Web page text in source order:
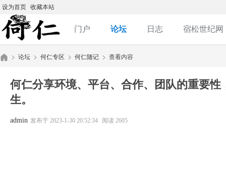
设为首页 收藏本站
门户 论坛 日志 宿松世纪网
»
论坛 何仁专区 何仁随记 查看内容
何仁分享环境、平台、合作、团队的重要
生。
admin 发布于 2023-1-30 20:52:34 阅读 2605